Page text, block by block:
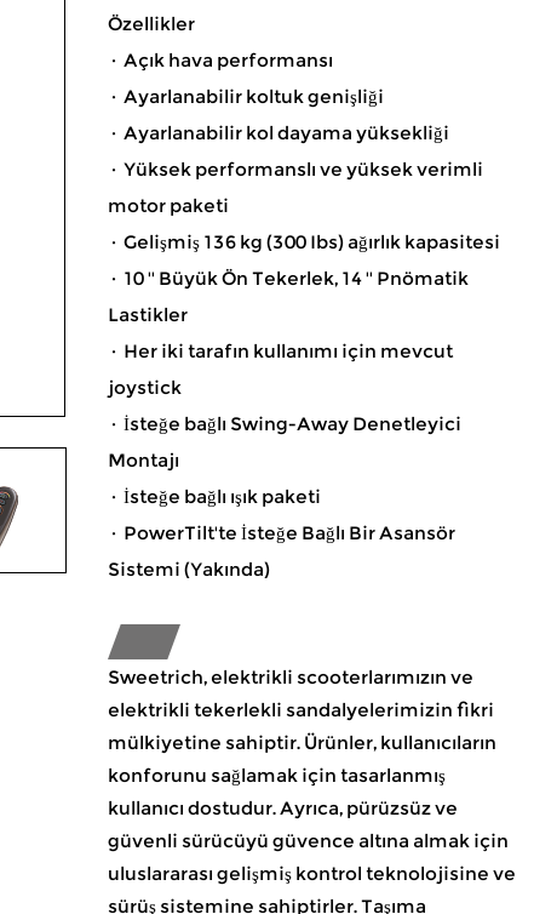
Özellikler
· Açık hava performansı
· Ayarlanabilir koltuk genişliği
· Ayarlanabilir kol dayama yüksekliği
· Yüksek performanslı ve yüksek verimli
motor paketi
· Gelişmiş 136 kg (300 Ibs) ağırlık kapasitesi
· 10 '' Büyük Ön Tekerlek, 14 '' Pnömatik
Lastikler
· Her iki tarafın kullanımı için mevcut
joystick
· İsteğe bağlı Swing-Away Denetleyici
Montajı
· İsteğe bağlı ışık paketi
· PowerTilt'te İsteğe Bağlı Bir Asansör
Sistemi (Yakında)
Sweetrich, elektrikli scooterlarımızın ve
elektrikli tekerlekli sandalyelerimizin fikri
mülkiyetine sahiptir. Ürünler, kullanıcıların
konforunu sağlamak için tasarlanmış
kullanıcı dostudur. Ayrıca, pürüzsüz ve
güvenli sürücüyü güvence altına almak için
uluslararası gelişmiş kontrol teknolojisine ve
sürüş sistemine sahiptirler. Taşıma